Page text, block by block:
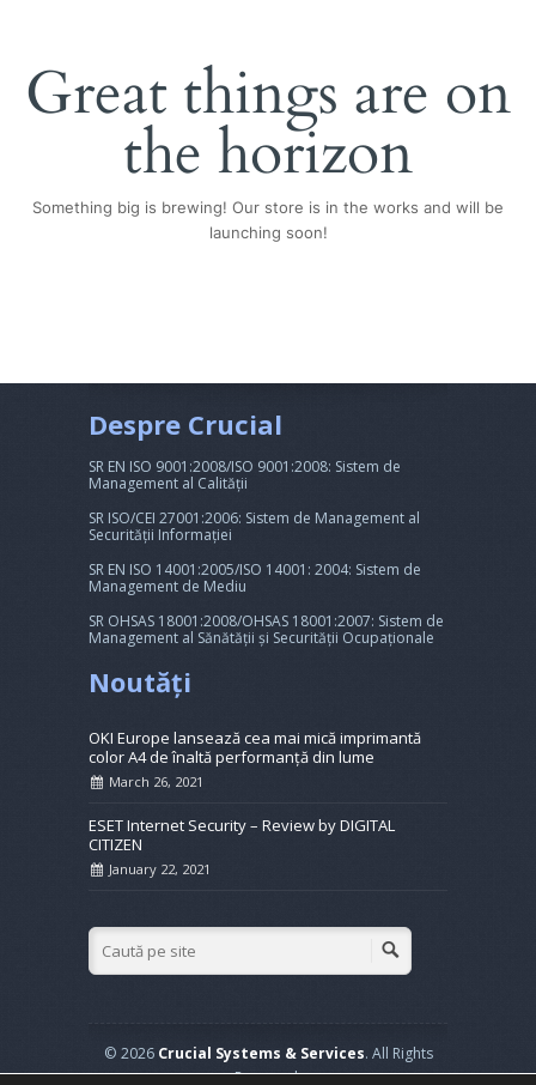
Great things are on
the horizon
Something big is brewing! Our store is in the works and will be
launching soon!
Despre Crucial
SR EN ISO 9001:2008/ISO 9001:2008: Sistem de
Management al Calității
SR ISO/CEI 27001:2006: Sistem de Management al
Securității Informației
SR EN ISO 14001:2005/ISO 14001: 2004: Sistem de
Management de Mediu
SR OHSAS 18001:2008/OHSAS 18001:2007: Sistem de
Management al Sănătății și Securității Ocupaționale
Noutăți
OKI Europe lansează cea mai mică imprimantă
color A4 de înaltă performanță din lume
March 26, 2021
ESET Internet Security – Review by DIGITAL
CITIZEN
January 22, 2021
© 2026 Crucial Systems & Services. All Rights
Reserved.